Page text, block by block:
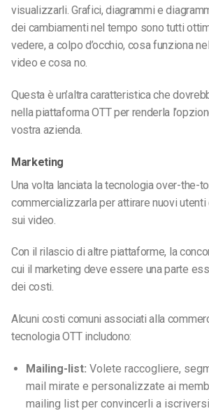
visualizzarli. Grafici, diagrammi e
dei cambiamenti nel tempo sono tutti
vedere, a colpo d’occhio, cosa funziona
video e cosa no.
Questa è un’altra caratteristica che
nella piattaforma OTT per renderla
vostra azienda.
Marketing
Una volta lanciata la tecnologia over-the-
commercializzarla per attirare nuovi utenti
sui video.
Con il rilascio di altre piattaforme, la
cui il marketing deve essere una parte
dei costi.
Alcuni costi comuni associati alla
tecnologia OTT includono:
Mailing-list: Volete raccogliere,
mail mirate e personalizzate ai
mailing list per convincerli a